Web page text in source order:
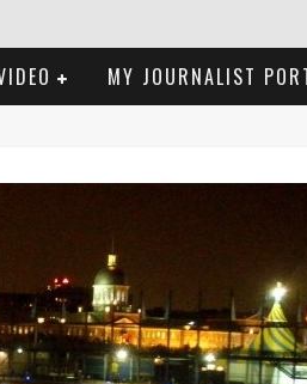
MY JOURNALIST